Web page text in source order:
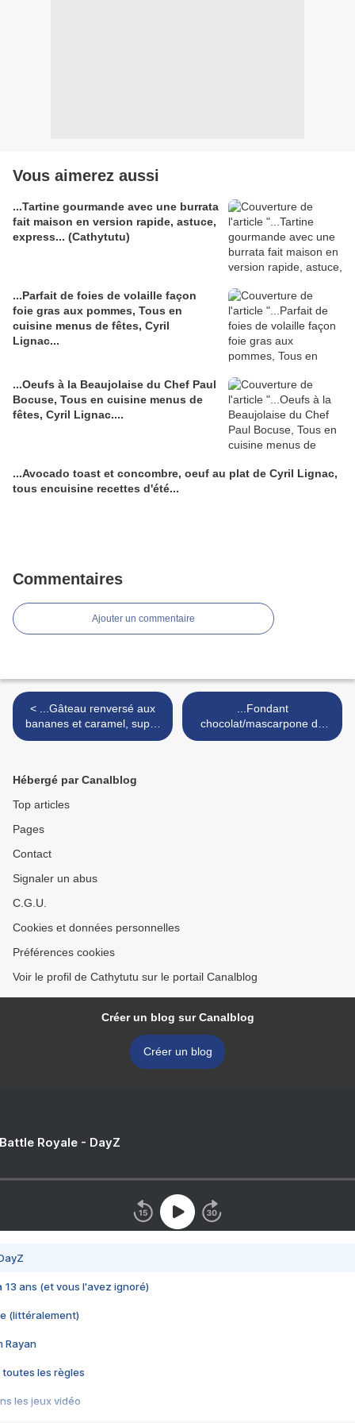
Vous aimerez aussi
...Tartine gourmande avec une burrata
fait maison en version rapide, astuce,
express... (Cathytutu)
...Parfait de foies de volaille façon
foie gras aux pommes, Tous en
cuisine menus de fêtes, Cyril
Lignac...
...Oeufs à la Beaujolaise du Chef Paul
Bocuse, Tous en cuisine menus de
fêtes, Cyril Lignac....
...Avocado toast et concombre, oeuf au plat de Cyril Lignac,
tous encuisine recettes d'été...
Commentaires
Ajouter un commentaire
< ...Gâteau renversé aux
bananes et caramel, super
gourmand de Cyril Lignac...
...Fondant
chocolat/mascarpone de
Cyril Lignac, recette rapide,
Hébergé par Canalblog
Top articles
Pages
Contact
Signaler un abus
C.G.U.
Cookies et données personnelles
Préférences cookies
Voir le profil de Cathytutu sur le portail Canalblog
Créer un blog sur Canalblog
Créer un blog
Royale - DayZ
13 ans (et vous l'avez ignoré)
(littéralement)
Rayan
toutes les règles
les jeux vidéo